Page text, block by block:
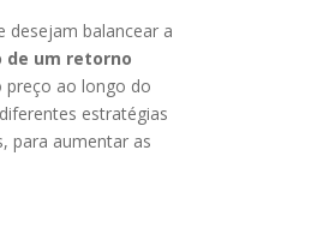
desejam balancear a
de um retorno
preço ao longo do
estratégias
para aumentar as